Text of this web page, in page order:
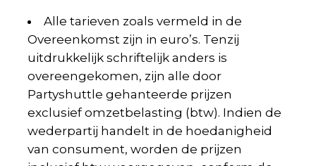
Alle tarieven zoals vermeld in de
Overeenkomst zijn in euro’s. Tenzij
uitdrukkelijk schriftelijk anders is
overeengekomen, zijn alle door
Partyshuttle gehanteerde prijzen
exclusief omzetbelasting (btw). Indien de
wederpartij handelt in de hoedanigheid
van consument, worden de prijzen